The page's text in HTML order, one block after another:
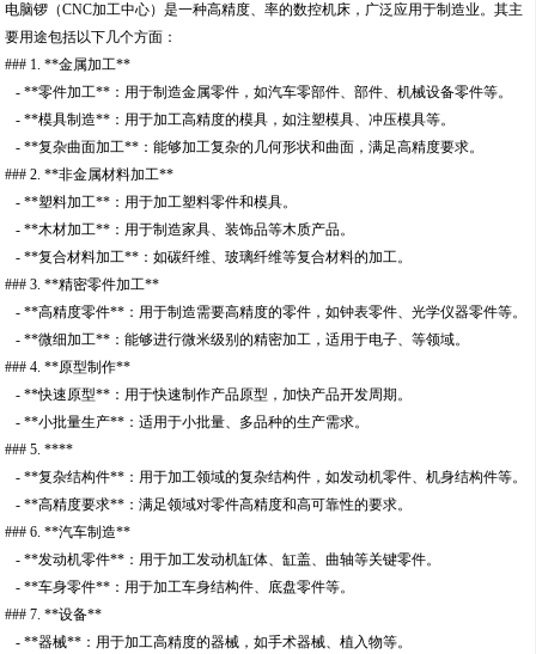
电脑锣（CNC加工中心）是一种高精度、率的数控机床，广泛应用于制造业。其主
要用途包括以下几个方面：
### 1. **金属加工**
- **零件加工**：用于制造金属零件，如汽车零部件、部件、机械设备零件等。
- **模具制造**：用于加工高精度的模具，如注塑模具、冲压模具等。
- **复杂曲面加工**：能够加工复杂的几何形状和曲面，满足高精度要求。
### 2. **非金属材料加工**
- **塑料加工**：用于加工塑料零件和模具。
- **木材加工**：用于制造家具、装饰品等木质产品。
- **复合材料加工**：如碳纤维、玻璃纤维等复合材料的加工。
### 3. **精密零件加工**
- **高精度零件**：用于制造需要高精度的零件，如钟表零件、光学仪器零件等。
- **微细加工**：能够进行微米级别的精密加工，适用于电子、等领域。
### 4. **原型制作**
- **快速原型**：用于快速制作产品原型，加快产品开发周期。
- **小批量生产**：适用于小批量、多品种的生产需求。
### 5. ****
- **复杂结构件**：用于加工领域的复杂结构件，如发动机零件、机身结构件等。
- **高精度要求**：满足领域对零件高精度和高可靠性的要求。
### 6. **汽车制造**
- **发动机零件**：用于加工发动机缸体、缸盖、曲轴等关键零件。
- **车身零件**：用于加工车身结构件、底盘零件等。
### 7. **设备**
- **器械**：用于加工高精度的器械，如手术器械、植入物等。